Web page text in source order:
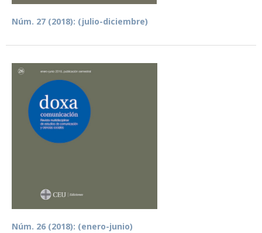
Núm. 27 (2018): (julio-diciembre)
Núm. 26 (2018): (enero-junio)